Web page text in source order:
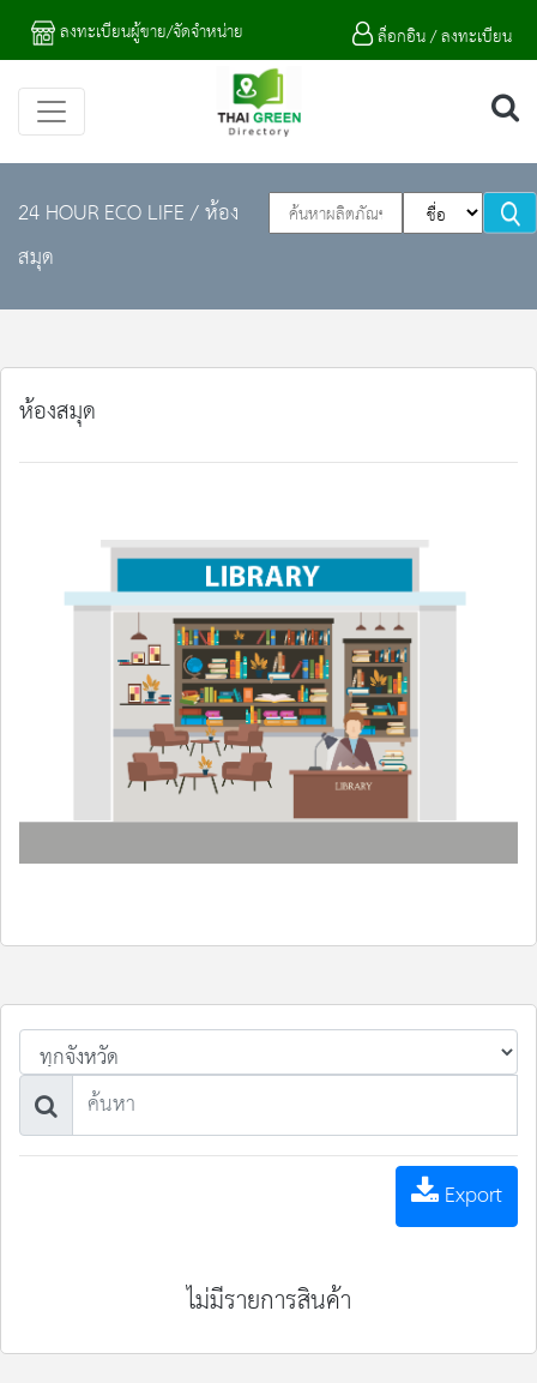
ลงทะเบียนผู้ขาย/จัดจำหน่าย ล็อกอิน / ลงทะเบียน
24 HOUR ECO LIFE/ ห้อง
สมุด
ห้องสมุด
Export
ไม่มีรายการสินค้า